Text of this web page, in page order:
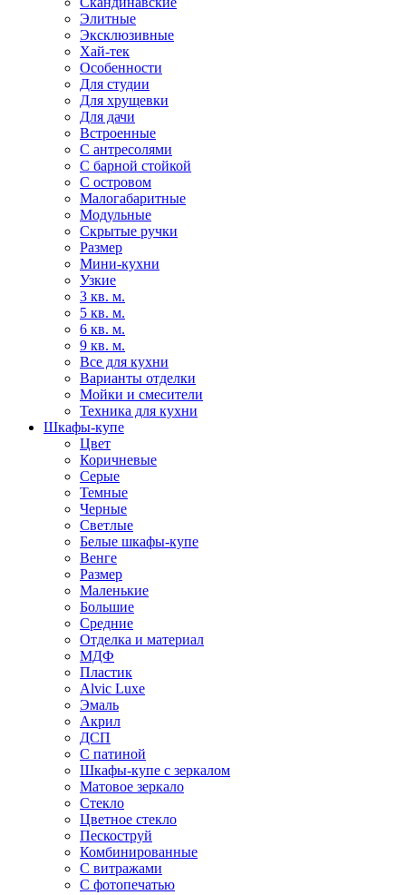
Элитные
Эксклюзивные
Хай-тек
Особенности
Для студии
Для хрущевки
Для дачи
Встроенные
С антресолями
С барной стойкой
С островом
Малогабаритные
Модульные
Скрытые ручки
Размер
Мини-кухни
Узкие
3 кв. м.
5 кв. м.
6 кв. м.
9 кв. м.
Все для кухни
Варианты отделки
Мойки и смесители
Техника для кухни
Шкафы-купе
Цвет
Коричневые
Серые
Темные
Черные
Светлые
Белые шкафы-купе
Венге
Размер
Маленькие
Большие
Средние
Отделка и материал
МДФ
Пластик
Alvic Luxe
Эмаль
Акрил
ДСП
С патиной
Шкафы-купе с зеркалом
Матовое зеркало
Стекло
Цветное стекло
Пескоструй
Комбинированные
С витражами
С фотопечатью